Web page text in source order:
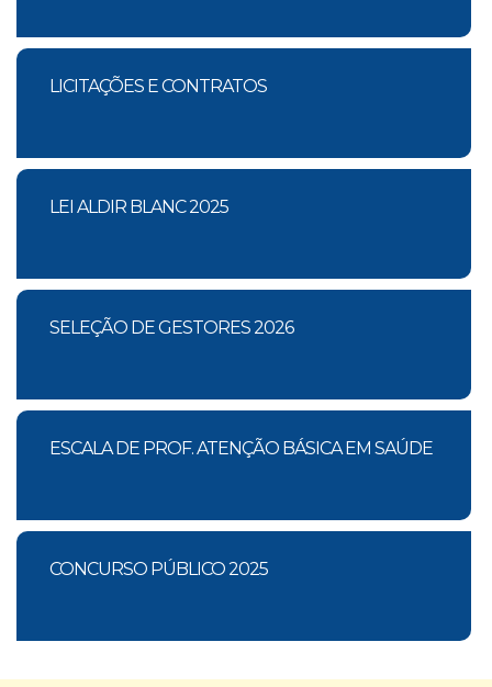
LICITAÇÕES E CONTRATOS
LEI ALDIR BLANC 2025
SELEÇÃO DE GESTORES 2026
ESCALA DE PROF. ATENÇÃO BÁSICA EM SAÚDE
CONCURSO PÚBLICO 2025